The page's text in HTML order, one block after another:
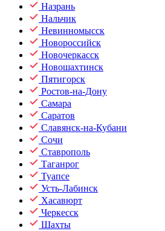
Назрань
Нальчик
Невинномысск
Новороссийск
Новочеркасск
Новошахтинск
Пятигорск
Ростов-на-Дону
Самара
Саратов
Славянск-на-Кубани
Сочи
Ставрополь
Таганрог
Туапсе
Усть-Лабинск
Хасавюрт
Черкесск
Шахты